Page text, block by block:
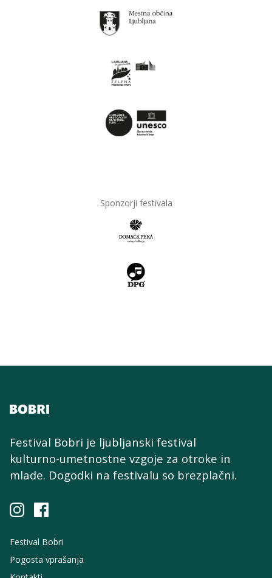
Sponzorji festivala
Festival Bobri je ljubljanski festival
kulturno-umetnostne vzgoje za otroke in
mlade. Dogodki na festivalu so brezplačni.
Festival Bobri
Pogosta vprašanja